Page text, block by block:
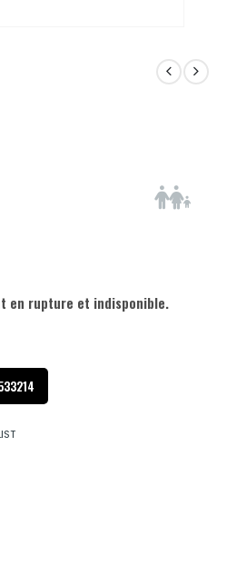
en rupture et indisponible.